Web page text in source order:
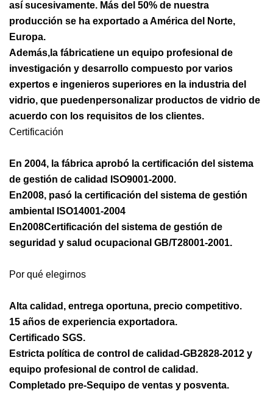
así sucesivamente. Más del 50% de nuestra
producción se ha exportado a América del Norte,
Europa.
Además, la fábricatiene un equipo profesional de
investigación y desarrollo compuesto por varios
expertos e ingenieros superiores en la industria del
vidrio, que puedenpersonalizar productos de vidrio de
acuerdo con los requisitos de los clientes.
Certificación
En 2004, la fábrica aprobó la certificación del sistema
de gestión de calidad ISO9001-2000.
En2008, pasó la certificación del sistema de gestión
ambiental ISO14001-2004
En2008Certificación del sistema de gestión de
seguridad y salud ocupacional GB/T28001-2001.
Por qué elegirnos
Alta calidad, entrega oportuna, precio competitivo.
15 años de experiencia exportadora.
Certificado SGS.
Estricta política de control de calidad-GB2828-2012 y
equipo profesional de control de calidad.
Completado pre-Sequipo de ventas y posventa.